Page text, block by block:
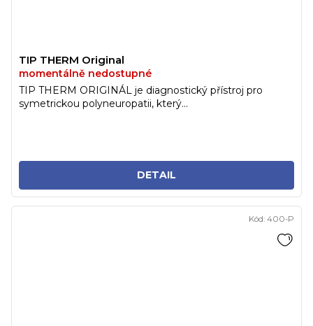
TIP THERM Original
momentálně nedostupné
DETAIL
TIP THERM ORIGINÁL je diagnostický přístroj pro
symetrickou polyneuropatii, který...
Kód: 400-P